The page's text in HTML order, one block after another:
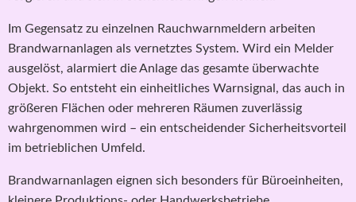
Im Gegensatz zu einzelnen Rauchwarnmeldern arbeiten
Brandwarnanlagen als vernetztes System. Wird ein Melder
ausgelöst, alarmiert die Anlage das gesamte überwachte
Objekt. So entsteht ein einheitliches Warnsignal, das auch in
größeren Flächen oder mehreren Räumen zuverlässig
wahrgenommen wird – ein entscheidender Sicherheitsvorteil
im betrieblichen Umfeld.
Brandwarnanlagen eignen sich besonders für Büroeinheiten,